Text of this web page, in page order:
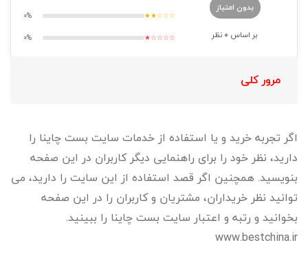
بدون امتیاز
بر اساس 0 نظر
★★☆☆☆
0%
★☆☆☆☆
0%
مرور کلی
اگر تجربه خرید و یا استفاده از خدمات سایت بست چاینا را
دارید، نظر خود را برای راهنمایی دیگر کاربران در این صفحه
بنویسید. همچنین اگر قصد استفاده از این سایت را دارید، می
توانید نظر خریداران، مشتریان و کاربران را در این صفحه
بخوانید و رتبه و اعتبار سایت بست چاینا را ببینید.
www.bestchina.ir